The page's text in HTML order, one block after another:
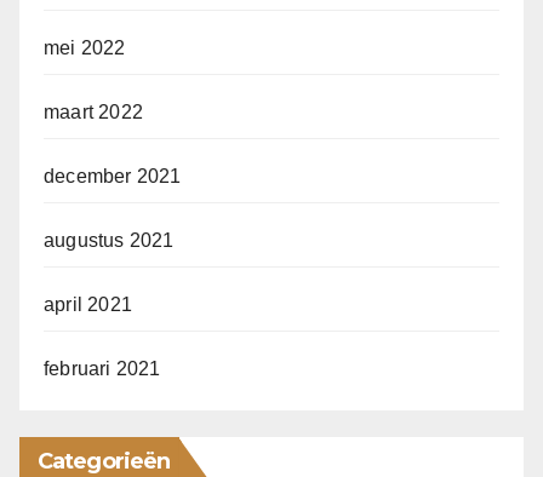
mei 2022
maart 2022
december 2021
augustus 2021
april 2021
februari 2021
Categorieën